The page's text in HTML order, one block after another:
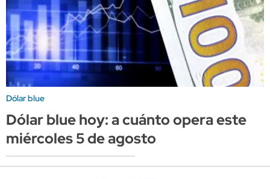
Dólar blue
Dólar blue hoy: a cuánto opera este
miércoles 5 de agosto